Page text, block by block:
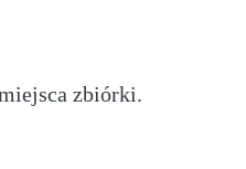
zbiórki.